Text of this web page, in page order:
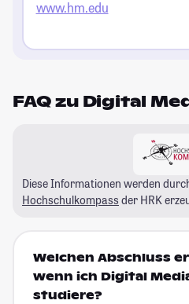
www.hm.edu
FAQ zu Digital
Diese Informationen werden
Hochschulkompass der HRK
Welchen Abschluss
wenn ich Digital
studiere?